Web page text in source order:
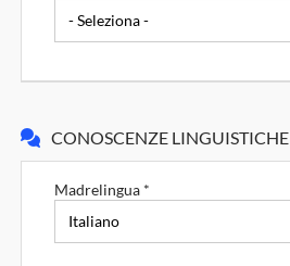
CONOSCENZE LINGUISTICHE
Madrelingua *